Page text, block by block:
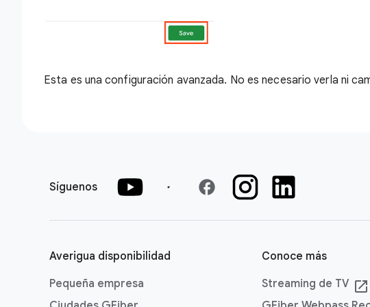
Esta es una configuración avanzada. No es necesario verla ni
Síguenos facebook
Averigua disponibilidad
Pequeña empresa
Conoce más
Streaming de TV launch